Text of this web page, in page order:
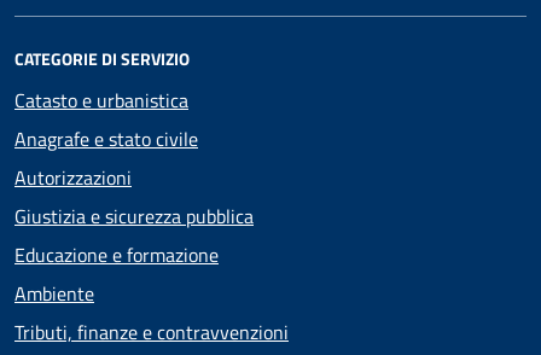
CATEGORIE DI SERVIZIO
Catasto e urbanistica
Anagrafe e stato civile
Autorizzazioni
Giustizia e sicurezza pubblica
Educazione e formazione
Ambiente
Tributi, finanze e contravvenzioni